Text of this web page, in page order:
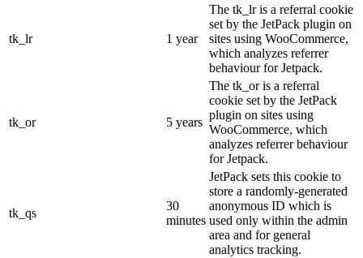
tk_lr 1 year
The tk_lr is a referral cookie
set by the JetPack plugin on
sites using WooCommerce,
which analyzes referrer
behaviour for Jetpack.
tk_or 5 years
The tk_or is a referral
cookie set by the JetPack
plugin on sites using
WooCommerce, which
analyzes referrer behaviour
for Jetpack.
tk_qs
30
minutes
JetPack sets this cookie to
store a randomly-generated
anonymous ID which is
used only within the admin
area and for general
analytics tracking.